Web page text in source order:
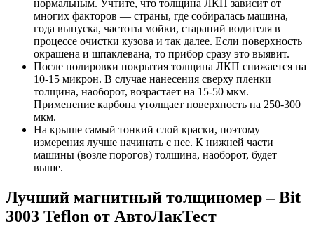
нормальным. Учтите, что толщина ЛКП зависит от
многих факторов — страны, где собиралась машина,
года выпуска, частоты мойки, стараний водителя в
процессе очистки кузова и так далее. Если поверхность
окрашена и шпаклевана, то прибор сразу это выявит.
После полировки покрытия толщина ЛКП снижается на
10-15 микрон. В случае нанесения сверху пленки
толщина, наоборот, возрастает на 15-50 мкм.
Применение карбона утолщает поверхность на 250-300
мкм.
На крыше самый тонкий слой краски, поэтому
измерения лучше начинать с нее. К нижней части
машины (возле порогов) толщина, наоборот, будет
выше.
Лучший магнитный толщиномер – Bit
3003 Teflon от АвтоЛакТест